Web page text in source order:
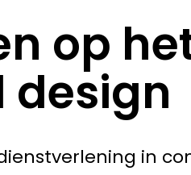
op
design
in